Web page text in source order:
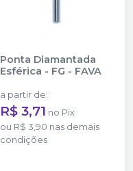
Ponta Diamantada
Esférica - FG - FAVA
a partir de:
R$ 3,71 no Pix
ou R$ 3,90 nas demais
condições